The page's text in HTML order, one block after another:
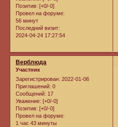
Позитив: [+0/-0]
Провел на форуме:
56 минут
Последний визит:
2024-04-24 17:27:54
Верблюда
Участник
Зарегистрирован: 2022-01-06
Приглашений: 0
Сообщений: 17
Уважение: [+0/-0]
Позитив: [+0/-0]
Провел на форуме:
1 час 43 минуты